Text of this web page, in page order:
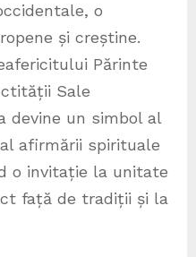
o
și creștine.
Părinte
Sale
devine un simbol al
afirmării spirituale
o invitație la unitate
față de tradiții și la